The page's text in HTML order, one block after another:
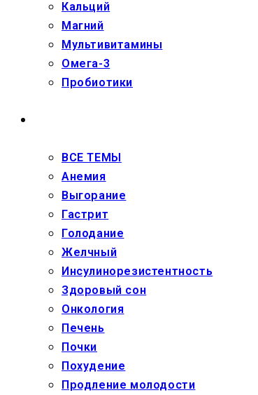
Кальций
Магний
Мультивитамины
Омега-3
Пробиотики
ВСЕ ТЕМЫ
Анемия
Выгорание
Гастрит
Голодание
Желчный
Инсулинорезистентность
Здоровый сон
Онкология
Печень
Почки
Похудение
Продление молодости